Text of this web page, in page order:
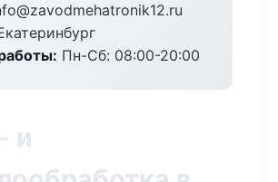
Пн-Сб: 08:00-20:00
и